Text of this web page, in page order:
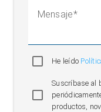
Mensaje
He leído
Suscríbase al
productos,